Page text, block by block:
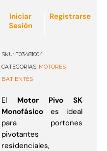
Iniciar
Sesión
Registrarse
SKU: E03481004
CATEGORÍAS: MOTORES
BATIENTES
El Motor Pivo SK
Monofásico es ideal
para portones
pivotantes
residenciales,